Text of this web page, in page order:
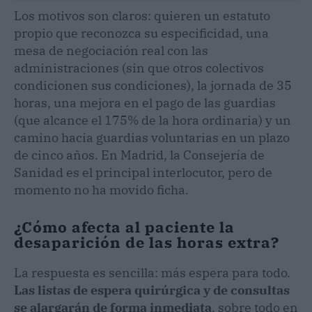
Los motivos son claros: quieren un estatuto
propio que reconozca su especificidad, una
mesa de negociación real con las
administraciones (sin que otros colectivos
condicionen sus condiciones), la jornada de 35
horas, una mejora en el pago de las guardias
(que alcance el 175% de la hora ordinaria) y un
camino hacia guardias voluntarias en un plazo
de cinco años. En Madrid, la Consejería de
Sanidad es el principal interlocutor, pero de
momento no ha movido ficha.
¿Cómo afecta al paciente la
desaparición de las horas extra?
La respuesta es sencilla: más espera para todo.
Las listas de espera quirúrgica y de consultas
se alargarán de forma inmediata, sobre todo en